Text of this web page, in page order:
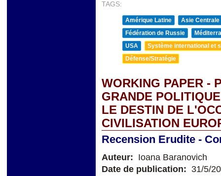
TAGS:
Amérique Latine
Asie Centrale
Fédération de Russie
USA
Système international et
Défense/Stratégie
WORKING PAPER -
GRANDE
LE DESTIN DE
CIVILISATION
Recension Erudite -
Auteur: Ioana Baranovich
Date de publication: 31/5/